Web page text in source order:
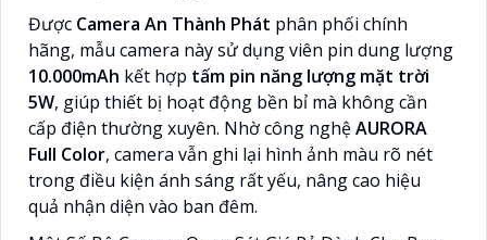
Được Camera An Thành Phát phân phối chính
hãng, mẫu camera này sử dụng viên pin dung lượng
10.000mAh kết hợp tấm pin năng lượng mặt trời
5W, giúp thiết bị hoạt động bền bỉ mà không cần
cấp điện thường xuyên. Nhờ công nghệAURORA
Full Color, camera vẫn ghi lại hình ảnh màu rõ nét
trong điều kiện ánh sáng rất yếu, nâng cao hiệu
quả nhận diện vào ban đêm.